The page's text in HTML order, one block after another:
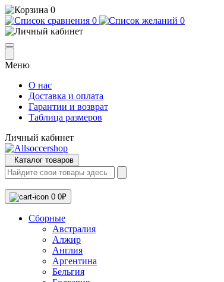
0
0
0
Меню
О нас
Доставка и оплата
Гарантии и возврат
Таблица размеров
Личный кабинет
Каталог товаров
0 0₽
Сборные
Австралия
Алжир
Англия
Аргентина
Бельгия